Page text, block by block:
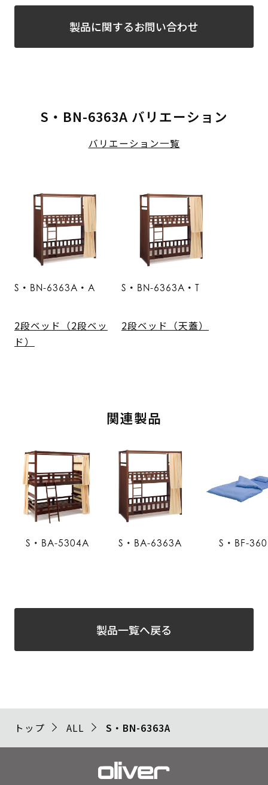
製品に関するお問い合わせ
S・BN-6363A バリエーション
バリエーション一覧
S・BN-6363A・A
2段ベッド（2段ベッ
ド）
S・BN-6363A・T
2段ベッド（天蓋）
関連製品
S・BA-5304A S・BA-6363A S・BF-360
製品一覧へ戻る
トップ ALL S・BN-6363A